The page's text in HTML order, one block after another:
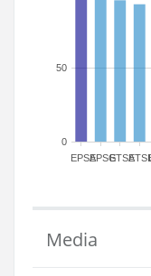
EPSAEPSGETSA
0
50
Media